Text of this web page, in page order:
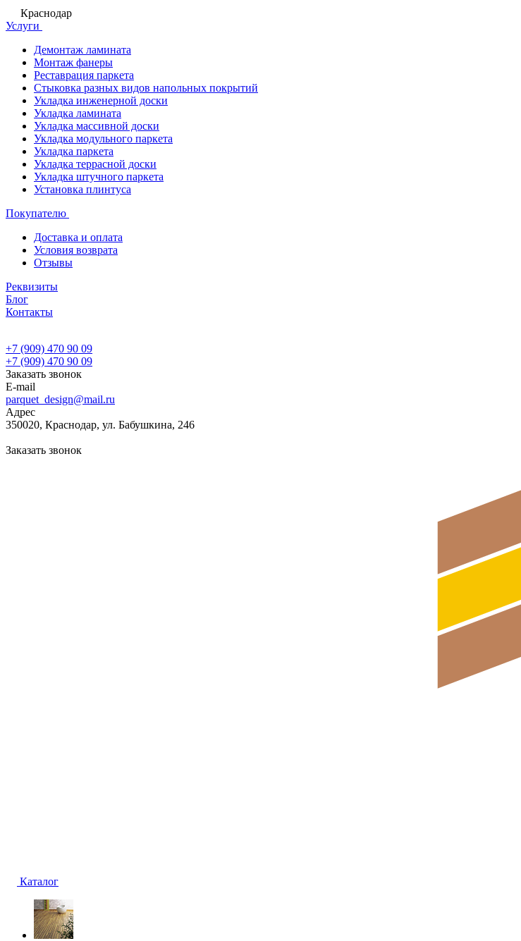
Краснодар
Услуги
Демонтаж ламината
Монтаж фанеры
Реставрация паркета
Стыковка разных видов напольных покрытий
Укладка инженерной доски
Укладка ламината
Укладка массивной доски
Укладка модульного паркета
Укладка паркета
Укладка террасной доски
Укладка штучного паркета
Установка плинтуса
Покупателю
Доставка и оплата
Условия возврата
Отзывы
Реквизиты
Блог
Контакты
+7 (909) 470 90 09
+7 (909) 470 90 09
Заказать звонок
E-mail
parquet_design@mail.ru
Адрес
350020, Краснодар, ул. Бабушкина, 246
Заказать звонок
Каталог